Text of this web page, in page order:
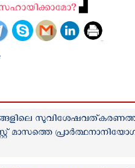
▟
മാസത്തെ